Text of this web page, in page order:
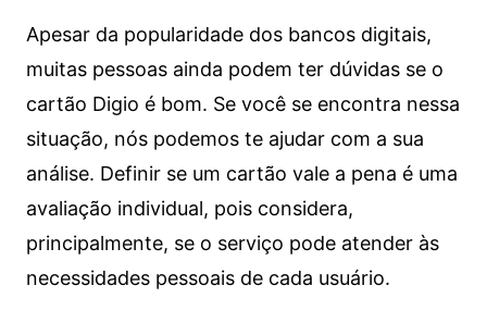
Apesar da popularidade dos bancos digitais,
muitas pessoas ainda podem ter dúvidas se o
cartão Digio é bom. Se você se encontra nessa
situação, nós podemos te ajudar com a sua
análise. Definir se um cartão vale a pena é uma
avaliação individual, pois considera,
principalmente, se o serviço pode atender às
necessidades pessoais de cada usuário.